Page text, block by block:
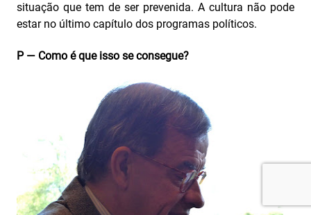
situação que tem de ser prevenida. A cultura não pode
estar no último capítulo dos programas políticos.
P — Como é que isso se consegue?